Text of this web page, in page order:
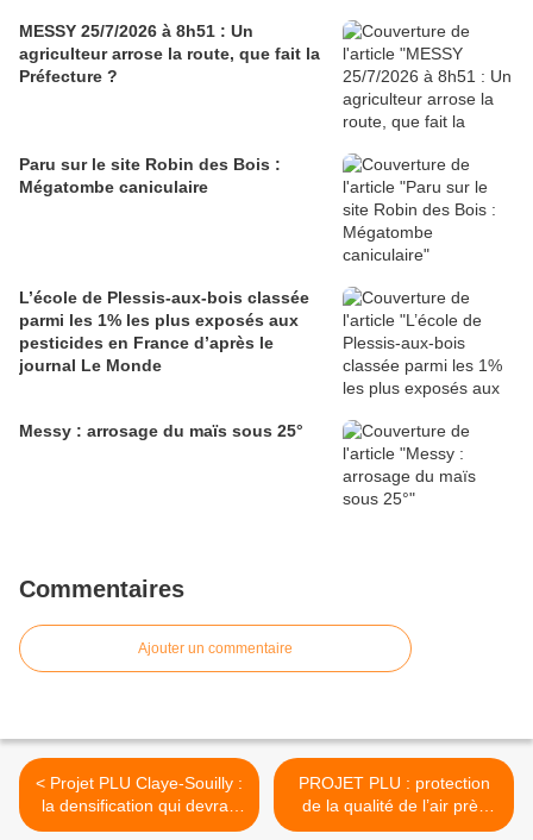
MESSY 25/7/2026 à 8h51 : Un
agriculteur arrose la route, que fait la
Préfecture ?
Paru sur le site Robin des Bois :
Mégatombe caniculaire
L’école de Plessis-aux-bois classée
parmi les 1% les plus exposés aux
pesticides en France d’après le
journal Le Monde
Messy : arrosage du maïs sous 25°
Commentaires
Ajouter un commentaire
< Projet PLU Claye-Souilly :
la densification qui devrait
continuer en centre ville, un
PROJET PLU : protection
de la qualité de l’air près
des écoles du centre-ville :